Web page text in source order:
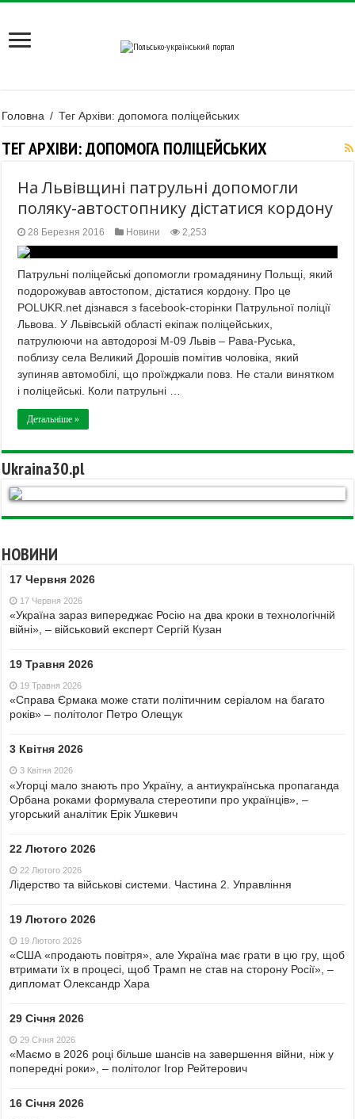
Головна / Тег Архіви: допомога поліцейських
ТЕГ АРХІВИ:ДОПОМОГА ПОЛІЦЕЙСЬКИХ
На Львівщині патрульні допомогли
поляку-автостопнику дістатися кордону
28 Березня 2016 Новини 2,253
Патрульні поліцейські допомогли громадянину Польщі, який
подорожував автостопом, дістатися кордону. Про це
POLUKR.net дізнався з facebook-сторінки Патрульної поліції
Львова. У Львівській області екіпаж поліцейських,
патрулюючи на автодорозі М-09 Львів – Рава-Руська,
поблизу села Великий Дорошів помітив чоловіка, який
зупиняв автомобілі, що проїжджали повз. Не стали винятком
і поліцейські. Коли патрульні …
Детальніше »
Ukraina30.pl
НОВИНИ
17 Червня 2026
17 Червня 2026
«Україна зараз випереджає Росію на два кроки в технологічній
війні», – військовий експерт Сергій Кузан
19 Травня 2026
19 Травня 2026
«Справа Єрмака може стати політичним серіалом на багато
років» – політолог Петро Олещук
3 Квітня 2026
3 Квітня 2026
«Угорці мало знають про Україну, а антиукраїнська пропаганда
Орбана роками формувала стереотипи про українців», –
угорський аналітик Ерік Ушкевич
22 Лютого 2026
22 Лютого 2026
Лідерство та військові системи. Частина 2. Управління
19 Лютого 2026
19 Лютого 2026
«США «продають повітря», але Україна має грати в цю гру, щоб
втримати їх в процесі, щоб Трамп не став на сторону Росії», –
дипломат Олександр Хара
29 Січня 2026
29 Січня 2026
«Маємо в 2026 році більше шансів на завершення війни, ніж у
попередні роки», – політолог Ігор Рейтерович
16 Січня 2026